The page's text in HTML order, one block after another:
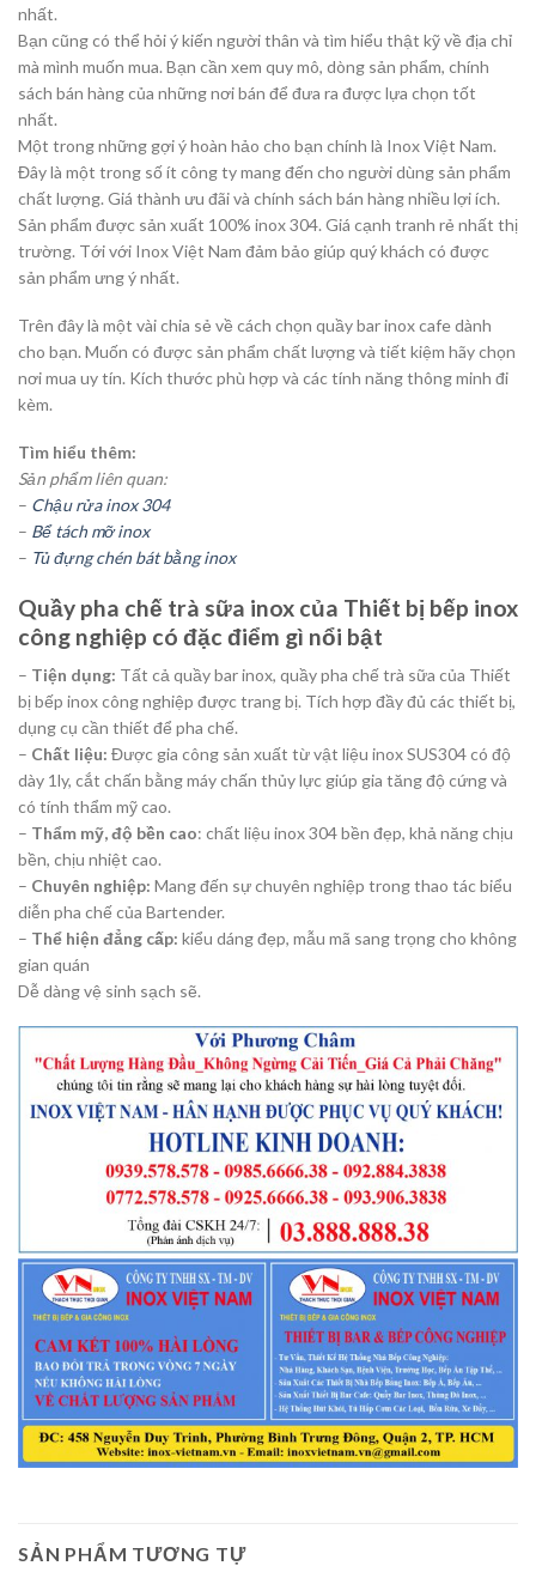
nhất.
Bạn cũng có thể hỏi ý kiến người thân và tìm hiểu thật kỹ về địa chỉ
mà mình muốn mua. Bạn cần xem quy mô, dòng sản phẩm, chính
sách bán hàng của những nơi bán để đưa ra được lựa chọn tốt
nhất.
Một trong những gợi ý hoàn hảo cho bạn chính là Inox Việt Nam.
Đây là một trong số ít công ty mang đến cho người dùng sản phẩm
chất lượng. Giá thành ưu đãi và chính sách bán hàng nhiều lợi ích.
Sản phẩm được sản xuất 100% inox 304. Giá cạnh tranh rẻ nhất thị
trường. Tới với Inox Việt Nam đảm bảo giúp quý khách có được
sản phẩm ưng ý nhất.
Trên đây là một vài chia sẻ về cách chọn quầy bar inox cafe dành
cho bạn. Muốn có được sản phẩm chất lượng và tiết kiệm hãy chọn
nơi mua uy tín. Kích thước phù hợp và các tính năng thông minh đi
kèm.
Tìm hiểu thêm:
Sản phẩm liên quan:
– Chậu rửa inox 304
– Bể tách mỡ inox
– Tủ đựng chén bát bằng inox
Quầy pha chế trà sữa inox của Thiết bị bếp inox
công nghiệp có đặc điểm gì nổi bật
– Tiện dụng: Tất cả quầy bar inox, quầy pha chế trà sữa của Thiết
bị bếp inox công nghiệp được trang bị. Tích hợp đầy đủ các thiết bị,
dụng cụ cần thiết để pha chế.
– Chất liệu: Được gia công sản xuất từ vật liệu inox SUS304 có độ
dày 1ly, cắt chấn bằng máy chấn thủy lực giúp gia tăng độ cứng và
có tính thẩm mỹ cao.
– Thẩm mỹ, độ bền cao: chất liệu inox 304 bền đẹp, khả năng chịu
bền, chịu nhiệt cao.
– Chuyên nghiệp: Mang đến sự chuyên nghiệp trong thao tác biểu
diễn pha chế của Bartender.
– Thể hiện đẳng cấp: kiểu dáng đẹp, mẫu mã sang trọng cho không
gian quán
Dễ dàng vệ sinh sạch sẽ.
SẢN PHẨM TƯƠNG TỰ